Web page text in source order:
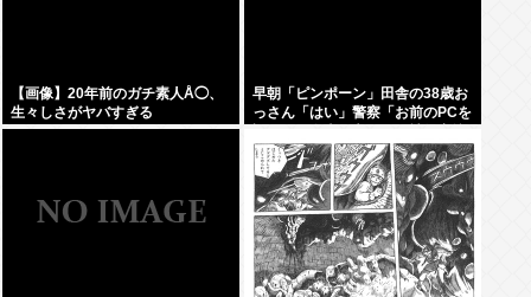
【画像】20年前のガチ素人Å◯、
生々しさがヤバすぎる
早朝「ピンポーン」田舎の38歳お
っさん「はい」警察「お前のPCを
取センターからの通報により児
ホ゜画像を発見、逮捕